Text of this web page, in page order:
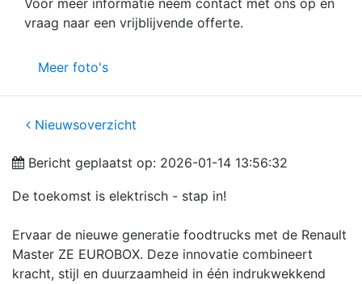
Voor meer informatie neem contact met ons op en
vraag naar een vrijblijvende offerte.
Meer foto's
Nieuwsoverzicht
Bericht geplaatst op: 2026-01-14 13:56:32
De toekomst is elektrisch - stap in!
Ervaar de nieuwe generatie foodtrucks met de Renault
Master ZE EUROBOX. Deze innovatie combineert
kracht, stijl en duurzaamheid in één indrukwekkend